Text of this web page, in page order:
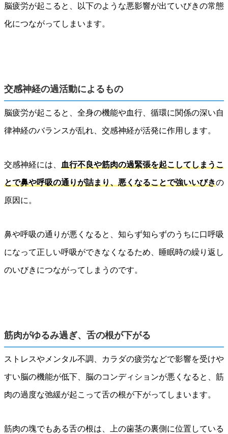
脳疲労が起こると、以下のような悪影響が出ていびきの常態
化につながってしまいます。
交感神経の過活動によるもの
脳疲労が起こると、全身の機能や血行、循環に関係の深い自
律神経のバランスが乱れ、交感神経が活発に作用します。
交感神経には、 血行不良や筋肉の過緊張を起こしてしまうこ
とで鼻や呼吸の通りが詰まり、悪くなることで強いいびきの
原因に。
鼻や呼吸の通りが悪くなると、知らず知らずのうちに口呼吸
になって正しい呼吸ができなくなるため、睡眠時の繰り返し
のいびきにつながってしまうのです。
筋肉がゆるみ過ぎ、舌の根が下がる
ストレスやメンタル不調、カラダの疲労などで影響を受けや
すい脳の機能が低下、脳のコンディションが悪くなると、筋
肉の過度な弛緩が起こって舌の根が下がってしまいます。
筋肉の塊でもある舌の根は、上の歯茎の裏側に位置している